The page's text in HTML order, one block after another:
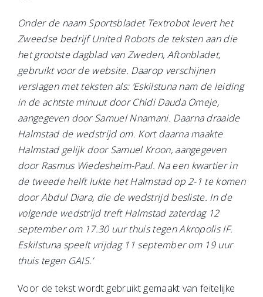
Onder de naam Sportsbladet Textrobot levert het
Zweedse bedrijf United Robots de teksten aan die
het grootste dagblad van Zweden, Aftonbladet,
gebruikt voor de website. Daarop verschijnen
verslagen met teksten als: ‘Eskilstuna nam de leiding
in de achtste minuut door Chidi Dauda Omeje,
aangegeven door Samuel Nnamani. Daarna draaide
Halmstad de wedstrijd om. Kort daarna maakte
Halmstad gelijk door Samuel Kroon, aangegeven
door Rasmus Wiedesheim-Paul. Na een kwartier in
de tweede helft lukte het Halmstad op 2-1 te komen
door Abdul Diara, die de wedstrijd besliste. In de
volgende wedstrijd treft Halmstad zaterdag 12
september om 17.30 uur thuis tegen Akropolis IF.
Eskilstuna speelt vrijdag 11 september om 19 uur
thuis tegen GAIS.’
Voor de tekst wordt gebruikt gemaakt van feitelijke